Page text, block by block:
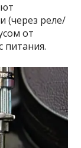
(через реле/
от
питания.